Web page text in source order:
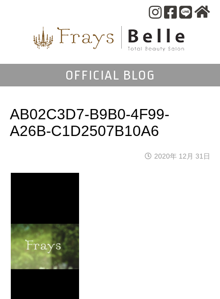
OFFICIAL BLOG
AB02C3D7-B9B0-4F99-
A26B-C1D2507B10A6
2020年 12月 31日